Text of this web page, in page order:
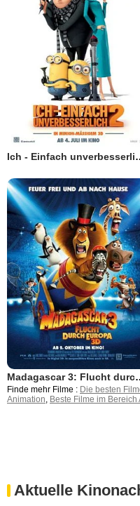
Ich -
Finde mehr Filme : Die besten
Animation Beste Filme im
Aktuelle